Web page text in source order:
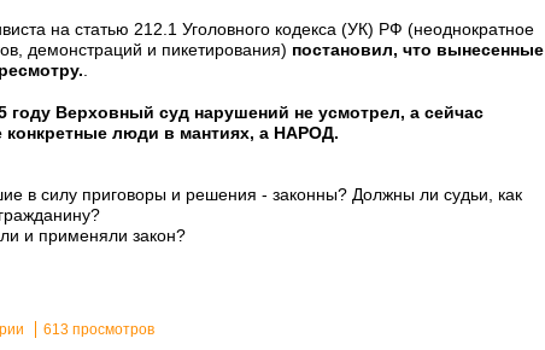
на статью 212.1 Уголовного кодекса (УК) РФ (неоднократное
демонстраций и пикетирования) постановил, что вынесенные
.
году Верховный суд нарушений не усмотрел, а сейчас
конкретные люди в мантиях, а НАРОД.
в силу приговоры и решения - законны? Должны ли судьи, как
и применяли закон?
613 просмотров